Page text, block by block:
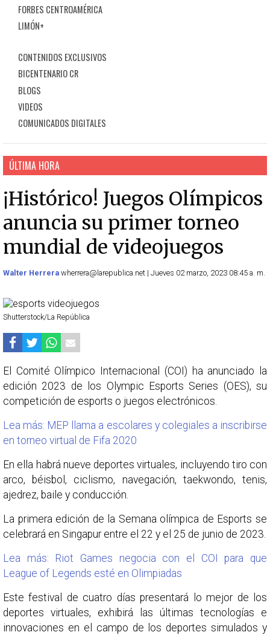
FORBES CENTROAMÉRICA
LIMÓN+
CONTENIDOS EXCLUSIVOS
BICENTENARIO CR
BLOGS
VIDEOS
COMUNICADOS DIGITALES
ÚLTIMA HORA
¡Histórico! Juegos Olímpicos
anuncia su primer torneo
mundial de videojuegos
Walter Herrera wherrera@larepublica.net | Jueves 02 marzo, 2023 08:45 a. m.
Shutterstock/La República
El Comité Olímpico Internacional (COI) ha anunciado la
edición 2023 de los Olympic Esports Series (OES), su
competición de esports o juegos electrónicos.
Lea más: MEP llama a escolares y colegiales a inscribirse
en torneo virtual de Fifa 2020
En ella habrá nueve deportes virtuales, incluyendo tiro con
arco, béisbol, ciclismo, navegación, taekwondo, tenis,
ajedrez, baile y conducción.
La primera edición de la Semana olímpica de Esports se
celebrará en Singapur entre el 22 y el 25 de junio de 2023.
Lea más: Riot Games negocia con el COI para que
League of Legends esté en Olimpiadas
Este festival de cuatro días presentará lo mejor de los
deportes virtuales, exhibirá las últimas tecnologías e
innovaciones en el campo de los deportes simulados y